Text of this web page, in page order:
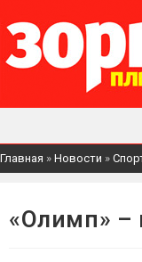
Главная » Новости »
«Олимп» –